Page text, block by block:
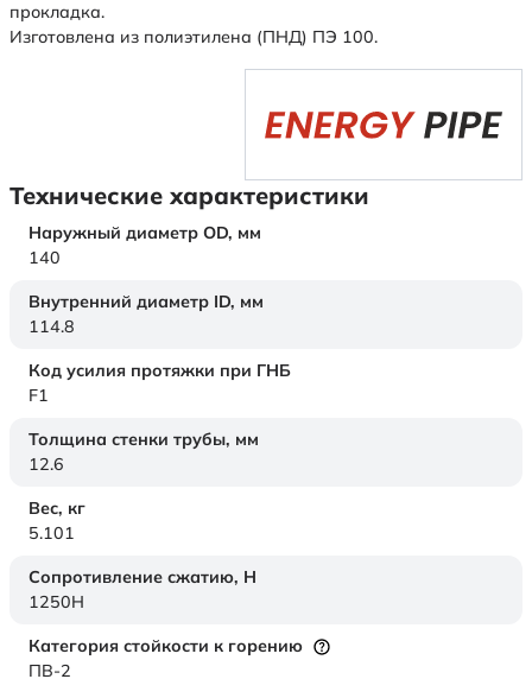
прокладка.
Изготовлена из полиэтилена (ПНД) ПЭ 100.
Технические характеристики
Наружный диаметр OD, мм
140
Внутренний диаметр ID, мм
114.8
Код усилия протяжки при ГНБ
F1
Толщина стенки трубы, мм
12.6
Вес, кг
5.101
Сопротивление сжатию, Н
1250H
Категория стойкости к горению
ПВ-2